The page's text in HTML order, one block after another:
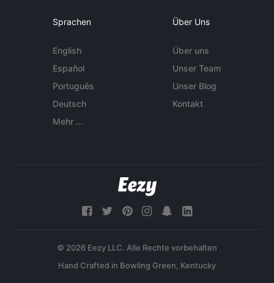
Sprachen
English
Español
Português
Deutsch
Mehr ...
Über Uns
Über uns
Unser Team
Unser Blog
Kontakt
© 2026 Eezy LLC. Alle Rechte vorbehalten